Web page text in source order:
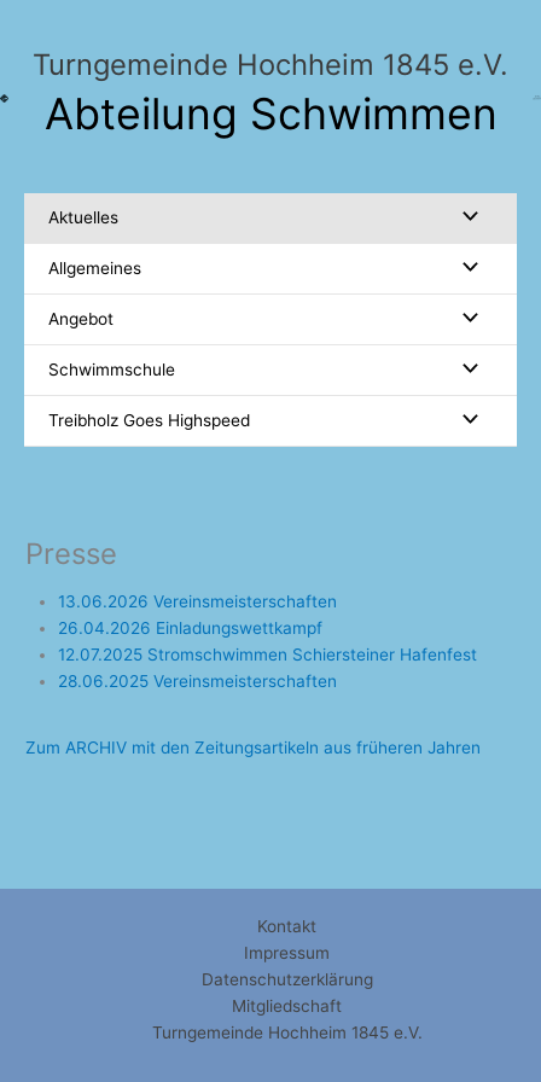
springenTurngemeinde Hochheim 1845 e.V.
Abteilung Schwimmen
Aktuelles
Allgemeines
Angebot
Schwimmschule
Treibholz Goes Highspeed
Presse
13.06.2026 Vereinsmeisterschaften
26.04.2026 Einladungswettkampf
12.07.2025 Stromschwimmen Schiersteiner Hafenfest
28.06.2025 Vereinsmeisterschaften
Zum ARCHIV mit den Zeitungsartikeln aus früheren Jahren
Kontakt
Impressum
Datenschutzerklärung
Mitgliedschaft
Turngemeinde Hochheim 1845 e.V.